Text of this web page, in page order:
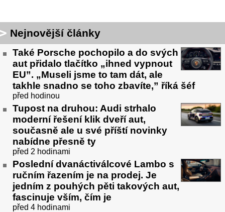
Nejnovější články
Také Porsche pochopilo a do svých
aut přidalo tlačítko „ihned vypnout
EU”. „Museli jsme to tam dát, ale
takhle snadno se toho zbavíte,” říká šéf
před hodinou
Tupost na druhou: Audi strhalo
moderní řešení klik dveří aut,
současně ale u své příští novinky
nabídne přesně ty
před 2 hodinami
Poslední dvanáctiválcové Lambo s
ručním řazením je na prodej. Je
jedním z pouhých pěti takových aut,
fascinuje vším, čím je
před 4 hodinami